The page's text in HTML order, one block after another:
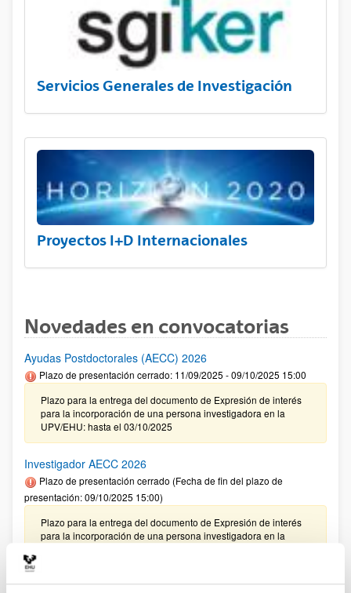
Servicios Generales de Investigación
Proyectos I+D Internacionales
Novedades en convocatorias
Ayudas Postdoctorales (AECC) 2026
Plazo de presentación cerrado: 11/09/2025 - 09/10/2025 15:00
Plazo para la entrega del documento de Expresión de interés
para la incorporación de una persona investigadora en la
UPV/EHU: hasta el 03/10/2025
Investigador AECC 2026
Plazo de presentación cerrado (Fecha de fin del plazo de
presentación: 09/10/2025 15:00)
Plazo para la entrega del documento de Expresión de interés
para la incorporación de una persona investigadora en la
CONVOCATORIA 2025- I EXTRAORDINARIA PARA LA